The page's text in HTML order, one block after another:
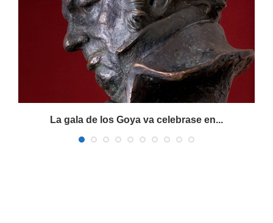
La gala de los Goya va celebrase en...